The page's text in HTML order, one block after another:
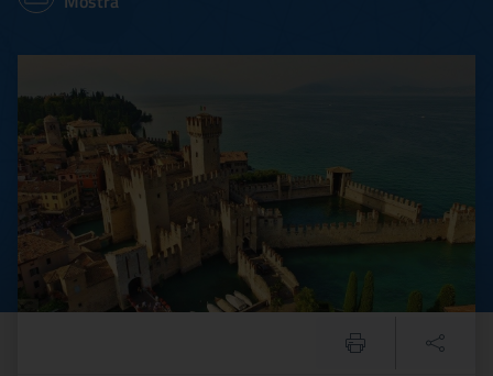
Ferragosto a Sirmione